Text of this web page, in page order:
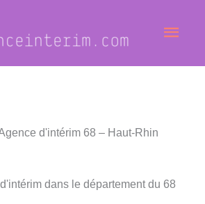
d'intérim 68 – Haut-Rhin
dans le département du 68